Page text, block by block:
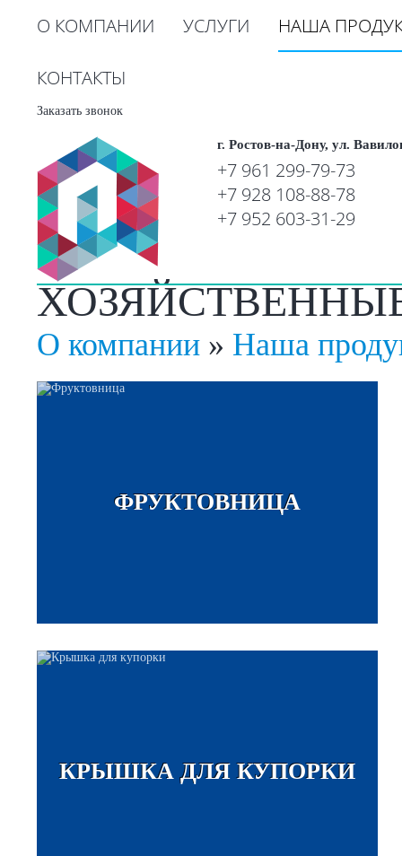
О КОМПАНИИ УСЛУГИ НАША
КОНТАКТЫ
Заказать звонок
г. Ростов-на-Дону, ул.
+7 961 299-79-73
+7 928 108-88-78
+7 952 603-31-29
О компании» Наша
ФРУКТОВНИЦА
КРЫШКА ДЛЯ КУПОРКИ